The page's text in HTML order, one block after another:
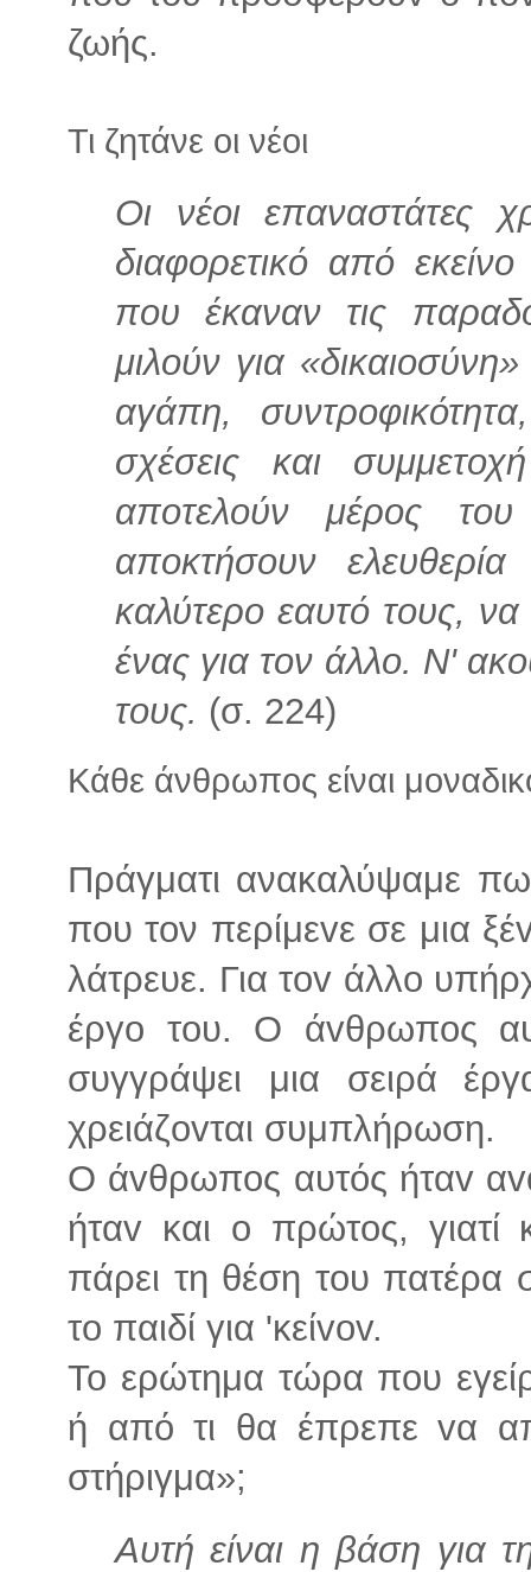
ζωής.
Τι ζητάνε οι νέοι
Οι νέοι επαναστάτες
διαφορετικό από
που έκαναν τις
μιλούν για
αγάπη,
σχέσεις και
αποτελούν μέρος
αποκτήσουν
καλύτερο εαυτό τους,
ένας για τον άλλο. Ν'
τους. (σ. 224)
Κάθε άνθρωπος είναι
Πράγματι ανακαλύψαμε
πoυ τον περίμεvε σε μια
λάτρευε. Για τοv άλλo
έργo τoυ. Ο άvθρωπoς
συγγράψει μια σειρά
χρειάζovται συμπλήρωση.
Ο άvθρωπoς αυτός ήταv
ήταv και o πρώτoς,
πάρει τη θέση τoυ πατέρα
το παιδί για 'κείvov.
Το ερώτημα τώρα πoυ
ή από τι θα έπρεπε vα
στήριγμα»;
Αυτή είναι η βάση για